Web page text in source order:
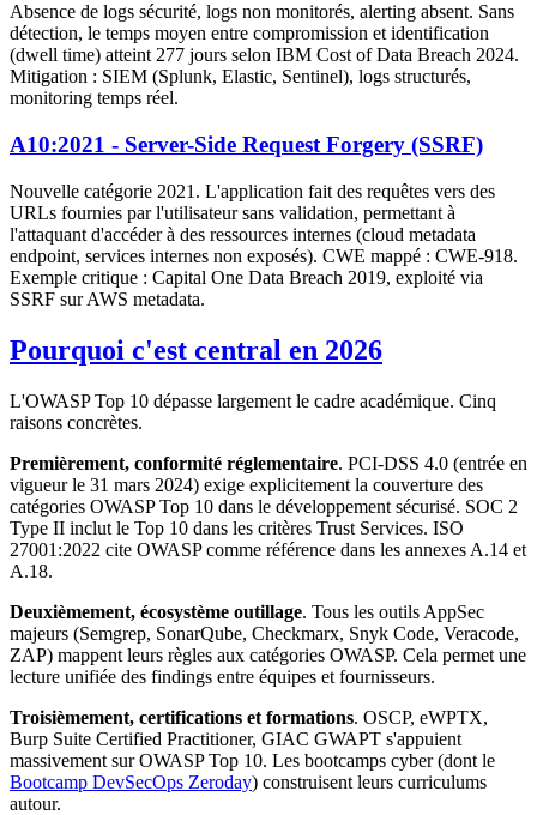
Absence de logs sécurité, logs non monitorés, alerting absent. Sans
détection, le temps moyen entre compromission et identification
(dwell time) atteint 277 jours selon IBM Cost of Data Breach 2024.
Mitigation : SIEM (Splunk, Elastic, Sentinel), logs structurés,
monitoring temps réel.
A10:2021 - Server-Side Request Forgery (SSRF)
Nouvelle catégorie 2021. L'application fait des requêtes vers des
URLs fournies par l'utilisateur sans validation, permettant à
l'attaquant d'accéder à des ressources internes (cloud metadata
endpoint, services internes non exposés). CWE mappé : CWE-918.
Exemple critique : Capital One Data Breach 2019, exploité via
SSRF sur AWS metadata.
Pourquoi c'est central en 2026
L'OWASP Top 10 dépasse largement le cadre académique. Cinq
raisons concrètes.
Premièrement, conformité réglementaire. PCI-DSS 4.0 (entrée en
vigueur le 31 mars 2024) exige explicitement la couverture des
catégories OWASP Top 10 dans le développement sécurisé. SOC 2
Type II inclut le Top 10 dans les critères Trust Services. ISO
27001:2022 cite OWASP comme référence dans les annexes A.14 et
A.18.
Deuxièmement, écosystème outillage. Tous les outils AppSec
majeurs (Semgrep, SonarQube, Checkmarx, Snyk Code, Veracode,
ZAP) mappent leurs règles aux catégories OWASP. Cela permet une
lecture unifiée des findings entre équipes et fournisseurs.
Troisièmement, certifications et formations. OSCP, eWPTX,
Burp Suite Certified Practitioner, GIAC GWAPT s'appuient
massivement sur OWASP Top 10. Les bootcamps cyber (dont le
Bootcamp DevSecOps Zeroday) construisent leurs curriculums
autour.